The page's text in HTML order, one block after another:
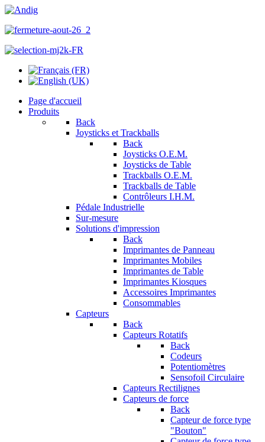
Page d'accueil
Produits
Back
Joysticks et Trackballs
Back
Joysticks O.E.M.
Joysticks de Table
Trackballs O.E.M.
Trackballs de Table
Contrôleurs I.H.M.
Pédale Industrielle
Sur-mesure
Solutions d'impression
Back
Imprimantes de Panneau
Imprimantes Mobiles
Imprimantes de Table
Imprimantes Kiosques
Accessoires Imprimantes
Consommables
Capteurs
Back
Capteurs Rotatifs
Back
Codeurs
Potentiomètres
Sensofoil Circulaire
Capteurs Rectilignes
Capteurs de force
Back
Capteur de force type
"Bouton"